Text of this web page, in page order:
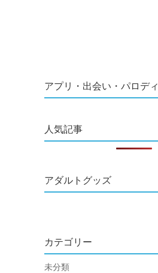
アプリ・出会い・パロディ
人気記事
アダルトグッズ
カテゴリー
未分類